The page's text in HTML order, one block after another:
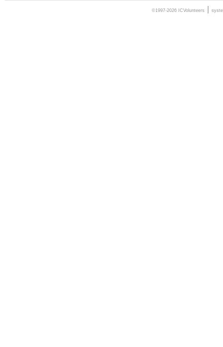
©1997-2026 ICVolunteers